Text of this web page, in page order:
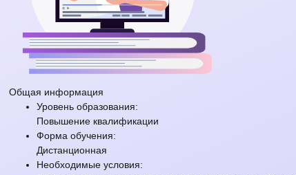
Общая информация
Уровень образования:
Повышение квалификации
Форма обучения:
Дистанционная
Необходимые условия: